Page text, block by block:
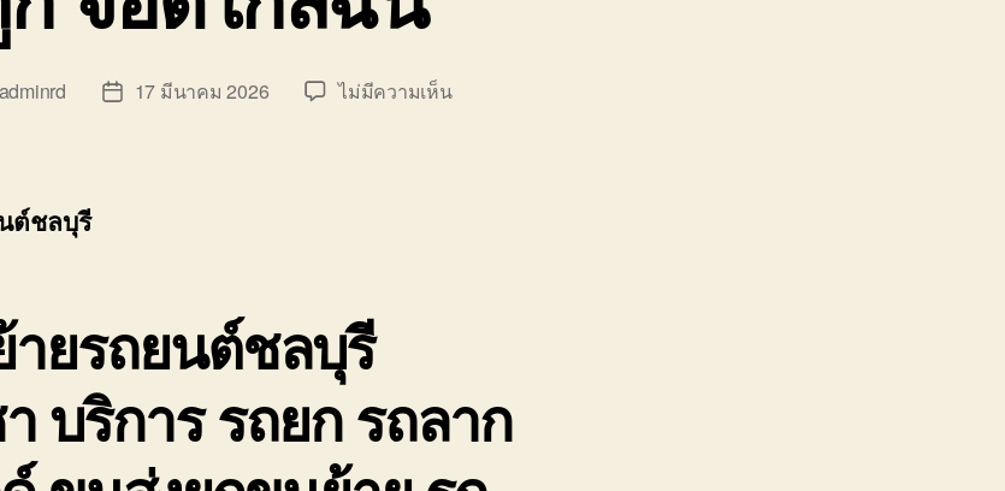
adminrd
Post17 มีนาคม 2026 ไม่มีความเห็นบน
ฉัน
ต์ชลบุรี
ยรถยนต์ชลบุรี
บริการ รถยก รถลาก